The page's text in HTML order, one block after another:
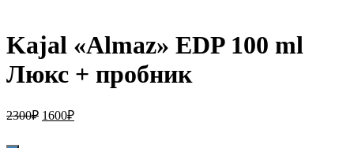
Kajal «Almaz» EDP 100 ml
Люкс + пробник
2300₽ Первоначальная
1600₽Текущая